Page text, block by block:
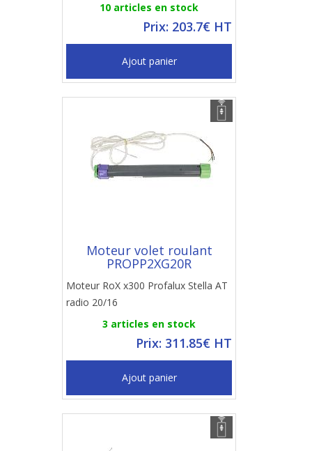
10 articles en stock
Prix: 203.7€ HT
Ajout panier
Moteur volet roulant
PROPP2XG20R
Moteur RoX x300 Profalux Stella AT
radio 20/16
3 articles en stock
Prix: 311.85€ HT
Ajout panier